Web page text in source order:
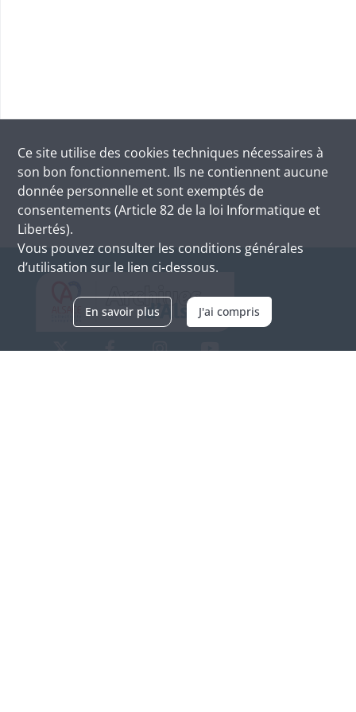
Ce site utilise des cookies techniques nécessaires à
son bon fonctionnement. Ils ne contiennent aucune
donnée personnelle et sont exemptés de
consentements (Article 82 de la loi Informatique et
Libertés).
Vous pouvez consulter les conditions générales
d’utilisation sur le lien ci-dessous.
En savoir plus J'ai compris